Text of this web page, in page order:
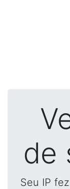
de
Seu IP